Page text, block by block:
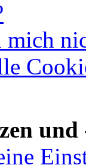
und